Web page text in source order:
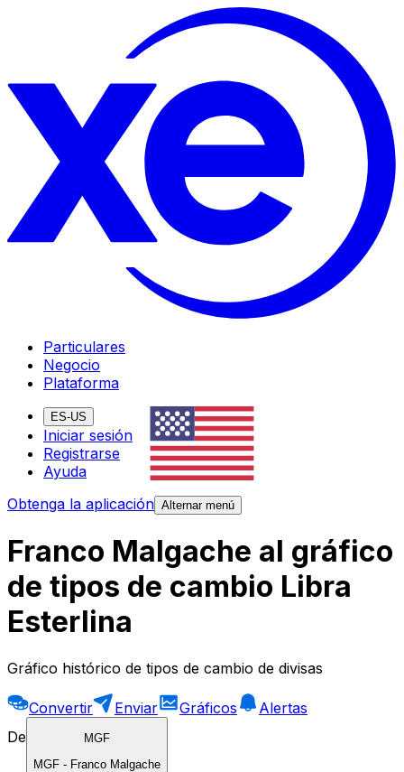
Particulares
Negocio
Plataforma
ES-US
Iniciar sesión
Registrarse
Ayuda
Obtenga la aplicación Alternar menú
Franco Malgache al gráfico
de tipos de cambio Libra
Esterlina
Gráfico histórico de tipos de cambio de divisas
Convertir Enviar Gráficos
Alertas
De
MGF
MGF - Franco Malgache